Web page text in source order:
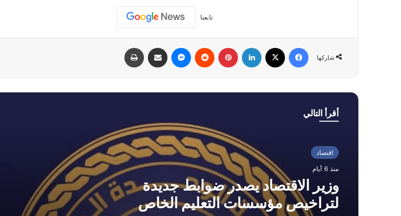
تابعنا
شاركها
فيسبوك لينكدإن بينتيريست ماسنجر مشاركة عبر البريد
أقرأ التالي
اقتصاد
منذ 6 أيام
وزير الاقتصاد يصدر ضوابط جديدة
لتراخيص مؤسسات التعليم الخاص
البرلمان ويؤكد سلامة منظومته
للتحول الرقمي
بشراكة دولية.. انطلاق مشروع السيادة
الغذائية الوطنية بإشراف الجهاز الوطني
للتنمية.
بعثة الأمم المتحدة تحذر من تسييس قطاع
النفط وتدعم حوكمة المؤسسة الوطنية